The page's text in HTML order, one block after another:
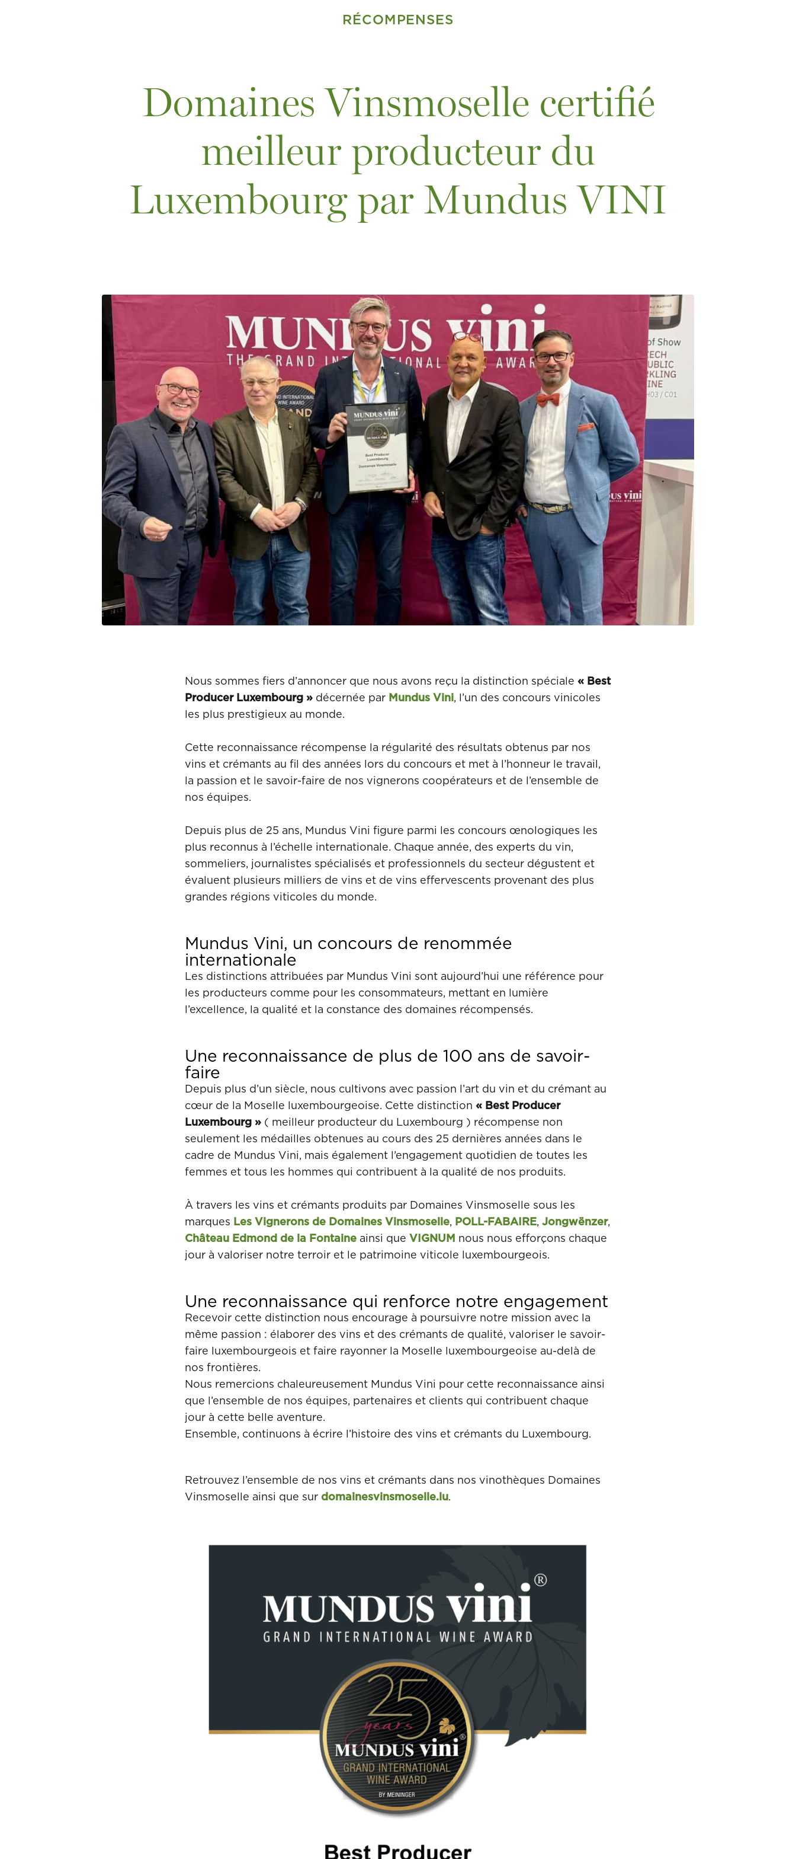
RÉCOMPENSES
Domaines Vinsmoselle certifié
meilleur producteur du
Luxembourg par Mundus VINI
Nous sommes fiers d’annoncer que nous avons reçu la distinction spéciale « Best
Producer Luxembourg » décernée par Mundus Vini, l’un des concours vinicoles
les plus prestigieux au monde.
Cette reconnaissance récompense la régularité des résultats obtenus par nos
vins et crémants au fil des années lors du concours et met à l’honneur le travail,
la passion et le savoir-faire de nos vignerons coopérateurs et de l’ensemble de
nos équipes.
Depuis plus de 25 ans, Mundus Vini figure parmi les concours œnologiques les
plus reconnus à l’échelle internationale. Chaque année, des experts du vin,
sommeliers, journalistes spécialisés et professionnels du secteur dégustent et
évaluent plusieurs milliers de vins et de vins effervescents provenant des plus
grandes régions viticoles du monde.
Mundus Vini, un concours de renommée
internationale
Les distinctions attribuées par Mundus Vini sont aujourd’hui une référence pour
les producteurs comme pour les consommateurs, mettant en lumière
l’excellence, la qualité et la constance des domaines récompensés.
Une reconnaissance de plus de 100 ans de savoir-
faire
Depuis plus d’un siècle, nous cultivons avec passion l’art du vin et du crémant au
cœur de la Moselle luxembourgeoise. Cette distinction « Best Producer
Luxembourg » ( meilleur producteur du Luxembourg ) récompense non
seulement les médailles obtenues au cours des 25 dernières années dans le
cadre de Mundus Vini, mais également l’engagement quotidien de toutes les
femmes et tous les hommes qui contribuent à la qualité de nos produits.
À travers les vins et crémants produits par Domaines Vinsmoselle sous les
marques Les Vignerons de Domaines Vinsmoselle, POLL-FABAIRE, Jongwënzer,
Château Edmond de la Fontaine ainsi que VIGNUM nous nous efforçons chaque
jour à valoriser notre terroir et le patrimoine viticole luxembourgeois.
Une reconnaissance qui renforce notre engagement
Recevoir cette distinction nous encourage à poursuivre notre mission avec la
même passion : élaborer des vins et des crémants de qualité, valoriser le savoir-
faire luxembourgeois et faire rayonner la Moselle luxembourgeoise au-delà de
nos frontières.
Nous remercions chaleureusement Mundus Vini pour cette reconnaissance ainsi
que l’ensemble de nos équipes, partenaires et clients qui contribuent chaque
jour à cette belle aventure.
Ensemble, continuons à écrire l’histoire des vins et crémants du Luxembourg.
Retrouvez l’ensemble de nos vins et crémants dans nos vinothèques Domaines
Vinsmoselle ainsi que sur domainesvinsmoselle.lu.